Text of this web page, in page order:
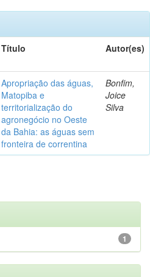
Título Autor(es)
Apropriação das águas,
Matopiba e
territorialização do
agronegócio no Oeste
da Bahia: as águas sem
fronteira de correntina
Bonfim,
Joice
Silva
1